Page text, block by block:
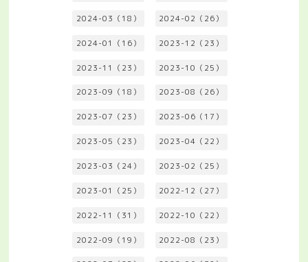
2024-03（18） 2024-02（26）
2024-01（16） 2023-12（23）
2023-11（23） 2023-10（25）
2023-09（18） 2023-08（26）
2023-07（23） 2023-06（17）
2023-05（23） 2023-04（22）
2023-03（24） 2023-02（25）
2023-01（25） 2022-12（27）
2022-11（31） 2022-10（22）
2022-09（19） 2022-08（23）